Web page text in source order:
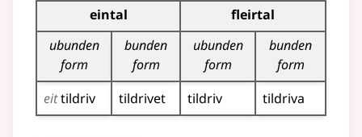
Bøyningstabell for dette substantivet
eintal
fleirtal
ubunden
form
bunden
form
ubunden
form
bunden
form
eittildriv tildrivet tildriv tildriva